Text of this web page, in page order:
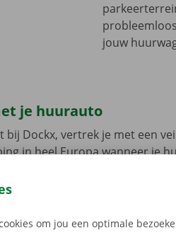
jouw
je huurauto
Dockx, vertrek je met een
in heel Europa wanneer je
auto voor vertrek samen in
om jou een optimale